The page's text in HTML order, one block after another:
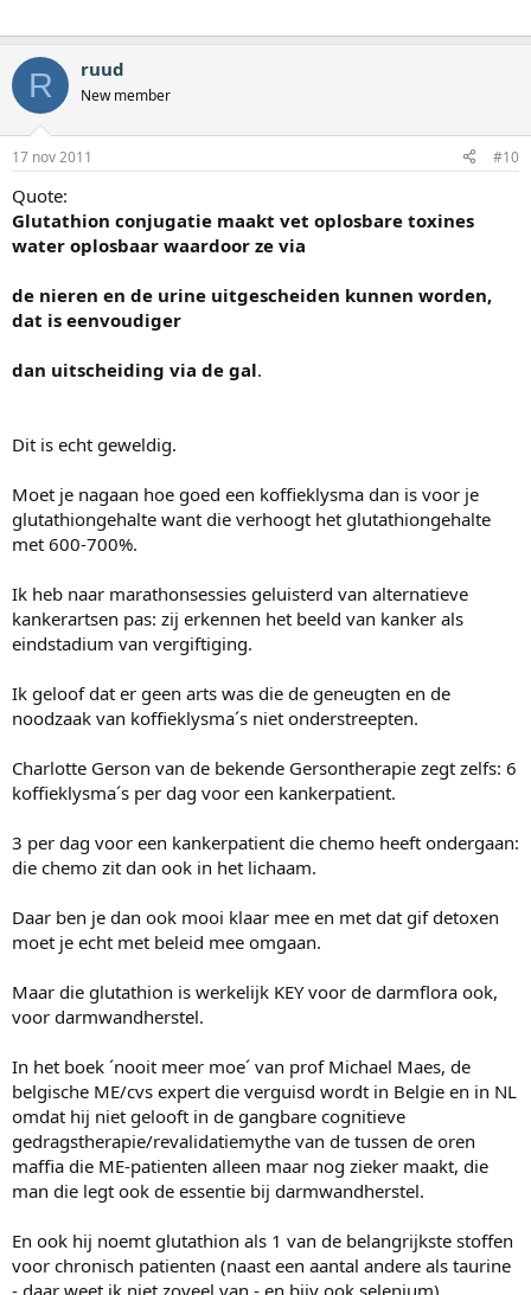
R ruud
New member
17 nov 2011 #10
Quote:
Glutathion conjugatie maakt vet oplosbare toxines
water oplosbaar waardoor ze via
de nieren en de urine uitgescheiden kunnen worden,
dat is eenvoudiger
dan uitscheiding via de gal.
Dit is echt geweldig.
Moet je nagaan hoe goed een koffieklysma dan is voor je
glutathiongehalte want die verhoogt het glutathiongehalte
met 600-700%.
Ik heb naar marathonsessies geluisterd van alternatieve
kankerartsen pas: zij erkennen het beeld van kanker als
eindstadium van vergiftiging.
Ik geloof dat er geen arts was die de geneugten en de
noodzaak van koffieklysma´s niet onderstreepten.
Charlotte Gerson van de bekende Gersontherapie zegt zelfs: 6
koffieklysma´s per dag voor een kankerpatient.
3 per dag voor een kankerpatient die chemo heeft ondergaan:
die chemo zit dan ook in het lichaam.
Daar ben je dan ook mooi klaar mee en met dat gif detoxen
moet je echt met beleid mee omgaan.
Maar die glutathion is werkelijk KEY voor de darmflora ook,
voor darmwandherstel.
In het boek ´nooit meer moe´ van prof Michael Maes, de
belgische ME/cvs expert die verguisd wordt in Belgie en in NL
omdat hij niet gelooft in de gangbare cognitieve
gedragstherapie/revalidatiemythe van de tussen de oren
maffia die ME-patienten alleen maar nog zieker maakt, die
man die legt ook de essentie bij darmwandherstel.
En ook hij noemt glutathion als 1 van de belangrijkste stoffen
voor chronisch patienten (naast een aantal andere als taurine
- daar weet ik niet zoveel van - en bijv ook selenium).